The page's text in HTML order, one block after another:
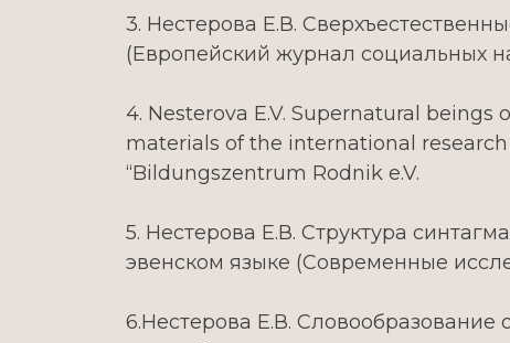
3. Нестерова Е.В.
(Европейский журнал социальных
4. Nesterova E.V. Supernatural
materials of the international
“Bildungszentrum Rodnik e.V.
5. Нестерова Е.В. Структура
эвенском языке (Современные
6.Нестерова Е.В.